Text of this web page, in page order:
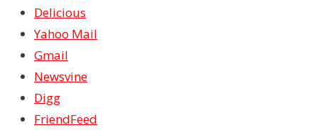
Delicious
Yahoo Mail
Gmail
Newsvine
Digg
FriendFeed